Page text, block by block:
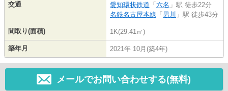
交通
愛知環状鉄道 「 六名 」駅 徒歩22分
名鉄名古屋本線 「 男川 」駅 徒歩43分
間取り(面積) 1K(29.41㎡)
築年月 2021年 10月(築4年)
メールでお問い合わせする(無料)